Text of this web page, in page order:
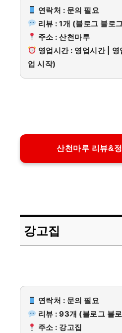
연락처 : 문의 필요
리뷰 : 1개 (블로그 블로
주소 : 산천마루
영업시간 : 영업시간 |
업 시작)
산천마루 리뷰&
강고집
연락처 : 문의 필요
리뷰 : 93개 (블로그 블
주소 : 강고집